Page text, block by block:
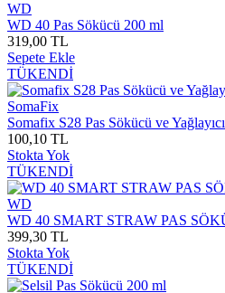
WD
WD 40 Pas Sökücü 200 ml
319,00 TL
Sepete Ekle
TÜKENDİ
SomaFix
Somafix S28 Pas Sökücü ve
100,10 TL
Stokta Yok
TÜKENDİ
WD
WD 40 SMART STRAW PAS
399,30 TL
Stokta Yok
TÜKENDİ